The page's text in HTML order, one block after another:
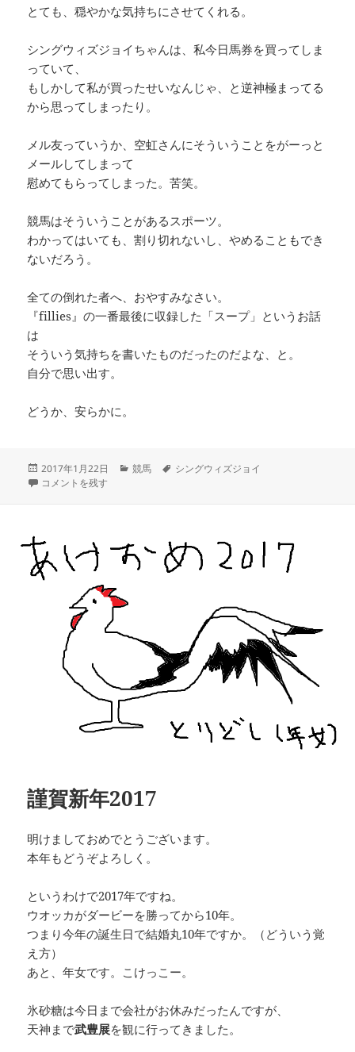
とても、穏やかな気持ちにさせてくれる。
シングウィズジョイちゃんは、私今日馬券を買ってしま
っていて、
もしかして私が買ったせいなんじゃ、と逆神極まってる
から思ってしまったり。
メル友っていうか、空虹さんにそういうことをがーっと
メールしてしまって
慰めてもらってしまった。苦笑。
競馬はそういうことがあるスポーツ。
わかってはいても、割り切れないし、やめることもでき
ないだろう。
全ての倒れた者へ、おやすみなさい。
『fillies』の一番最後に収録した「スープ」というお話
は
そういう気持ちを書いたものだったのだよな、と。
自分で思い出す。
どうか、安らかに。
投
稿
2017年1月22日
カ
競馬
タ
シングウィズジョイ
全ての倒れた者へ、おやすみなさい に
コメントを残す
謹賀新年2017
明けましておめでとうございます。
本年もどうぞよろしく。
というわけで2017年ですね。
ウオッカがダービーを勝ってから10年。
つまり今年の誕生日で結婚丸10年ですか。（どういう覚
え方）
あと、年女です。こけっこー。
氷砂糖は今日まで会社がお休みだったんですが、
天神まで武豊展を観に行ってきました。